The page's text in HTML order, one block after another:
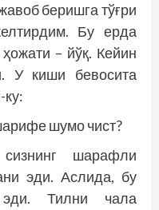
беришга тўғри
Бу ерда
– йўқ. Кейин
У киши бевосита
шумо чист?
шарафли
эди. Аслида, бу
Тилни чала